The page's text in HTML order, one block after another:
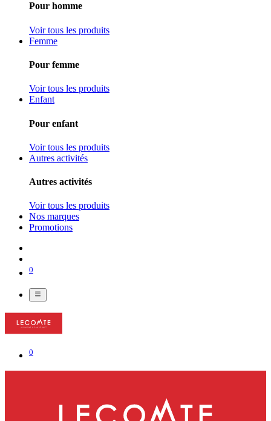
Pour homme
Voir tous les produits
Femme
Pour femme
Voir tous les produits
Enfant
Pour enfant
Voir tous les produits
Autres activités
Autres activités
Voir tous les produits
Nos marques
Promotions
0
0